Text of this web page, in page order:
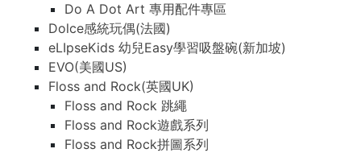
Do A Dot Art 專用配件專區
Dolce感統玩偶(法國)
eLIpseKids 幼兒Easy學習吸盤碗(新加坡)
EVO(美國US)
Floss and Rock(英國UK)
Floss and Rock 跳繩
Floss and Rock遊戲系列
Floss and Rock拼圖系列